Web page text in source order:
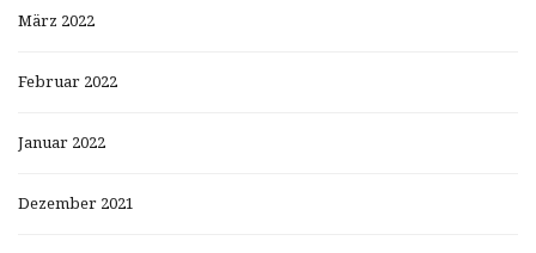
März 2022
Februar 2022
Januar 2022
Dezember 2021